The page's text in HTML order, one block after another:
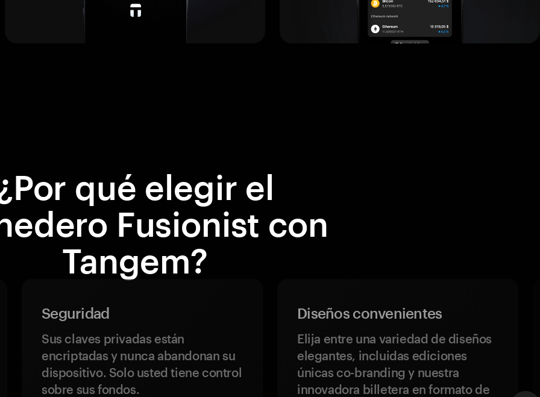
qué elegir el
Fusionist con
Tangem?
Seguridad
Sus claves privadas están
encriptadas y nunca abandonan su
dispositivo. Solo usted tiene control
sobre sus fondos.
Diseños convenientes
Elija entre una variedad de diseños
elegantes, incluidas ediciones
únicas co-branding y nuestra
innovadora billetera en formato de